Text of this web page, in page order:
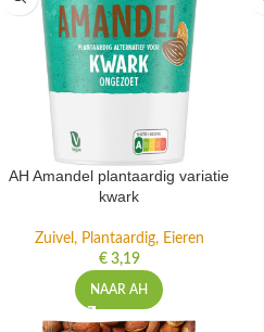
AH Amandel plantaardig variatie
kwark
Zuivel, Plantaardig, Eieren
€3,19
NAAR AH